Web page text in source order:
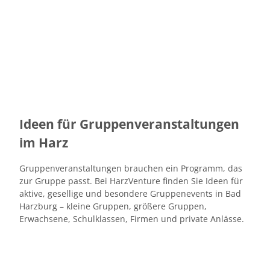
Hochzeiten
Ideen für Gruppenveranstaltungen
im Harz
Gruppenveranstaltungen brauchen ein Programm, das
zur Gruppe passt. Bei HarzVenture finden Sie Ideen für
aktive, gesellige und besondere Gruppenevents in Bad
Harzburg – kleine Gruppen, größere Gruppen,
Erwachsene, Schulklassen, Firmen und private Anlässe.